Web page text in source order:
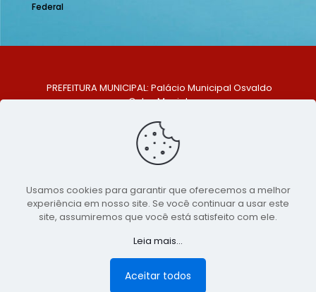
Federal
PREFEITURA MUNICIPAL: Palácio Municipal Osvaldo
Celso Maciel
Centro, São Bento do Una - PE. CEP: 553370-128
TELEFONE: (81) 99548-1569
E-MAIL: ouvidoria@saobentodouna.pe.gov.br
Copyright 2021-2026 - Assessoria de Comunicação da
Prefeitura de São Bento do Una - PE
publicidadeLumusWeb - Agência Digital
Usamos cookies para garantir que oferecemos a melhor
experiência em nosso site. Se você continuar a usar este
site, assumiremos que você está satisfeito com ele.
Leia mais...
Aceitar todos